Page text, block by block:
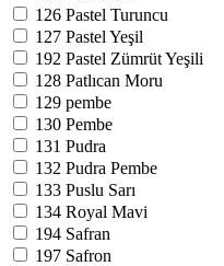
126 Pastel Turuncu
127 Pastel Yeşil
192 Pastel Zümrüt Yeşili
128 Patlıcan Moru
129 pembe
130 Pembe
131 Pudra
132 Pudra Pembe
133 Puslu Sarı
134 Royal Mavi
194 Safran
197 Safron